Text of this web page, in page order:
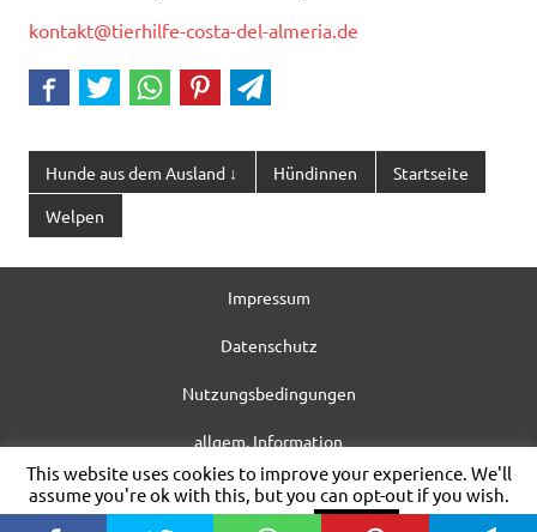
kontakt@tierhilfe-costa-del-almeria.de
Hunde aus dem Ausland ↓ Hündinnen Startseite
Welpen
Impressum
Datenschutz
Nutzungsbedingungen
allgem. Information
WordPress-Theme: Dynamic News von ThemeZee.
This website uses cookies to improve your experience. We'll
assume you're ok with this, but you can opt-out if you wish.
Cookie settings
ACCEPT